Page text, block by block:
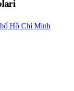
Hồ Chí Minh